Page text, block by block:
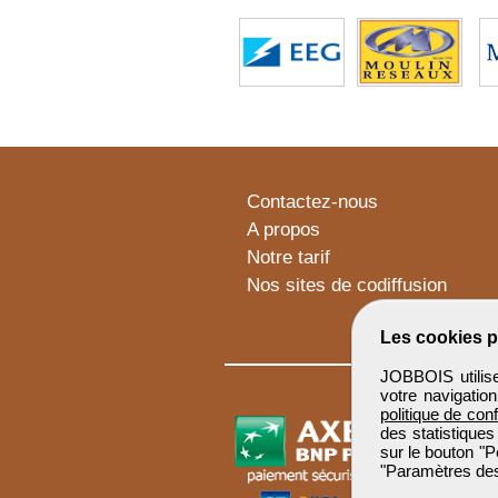
Les cookies
JOBBOIS
votre
politique de
des
sur le bouton
"Paramètres
Contactez-nous
A propos
Notre tarif
Nos sites de codiffusion